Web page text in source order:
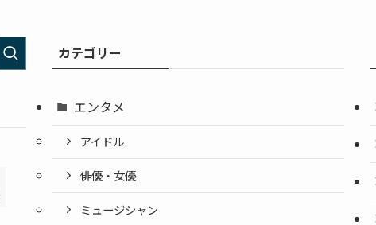
カテゴリー
エンタメ
アイドル
俳優・女優
ミュージシャン